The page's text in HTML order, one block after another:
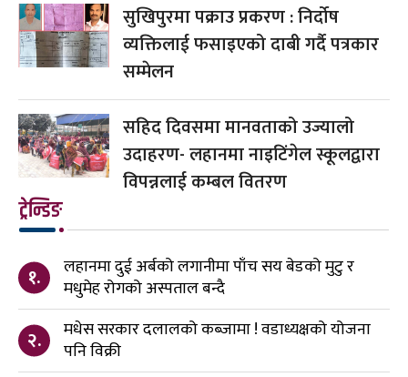
सुखिपुरमा पक्राउ प्रकरण : निर्दोष
व्यक्तिलाई फसाइएको दाबी गर्दै पत्रकार
सम्मेलन
सहिद दिवसमा मानवताको उज्यालो
उदाहरण- लहानमा नाइटिंगेल स्कूलद्वारा
विपन्नलाई कम्बल वितरण
ट्रेन्डिङ
१.
लहानमा दुई अर्बको लगानीमा पाँच सय बेडको मुटु र
मधुमेह रोगको अस्पताल बन्दै
२.
मधेस सरकार दलालको कब्जामा ! वडाध्यक्षको योजना
पनि विक्री